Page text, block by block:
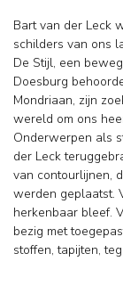
Bart van der Leck
schilders van ons
De Stijl, een
Doesburg
Mondriaan, zijn
wereld om ons
Onderwerpen als
der Leck
van contourlijnen,
werden geplaatst.
herkenbaar bleef.
bezig met
stoffen, tapijten,